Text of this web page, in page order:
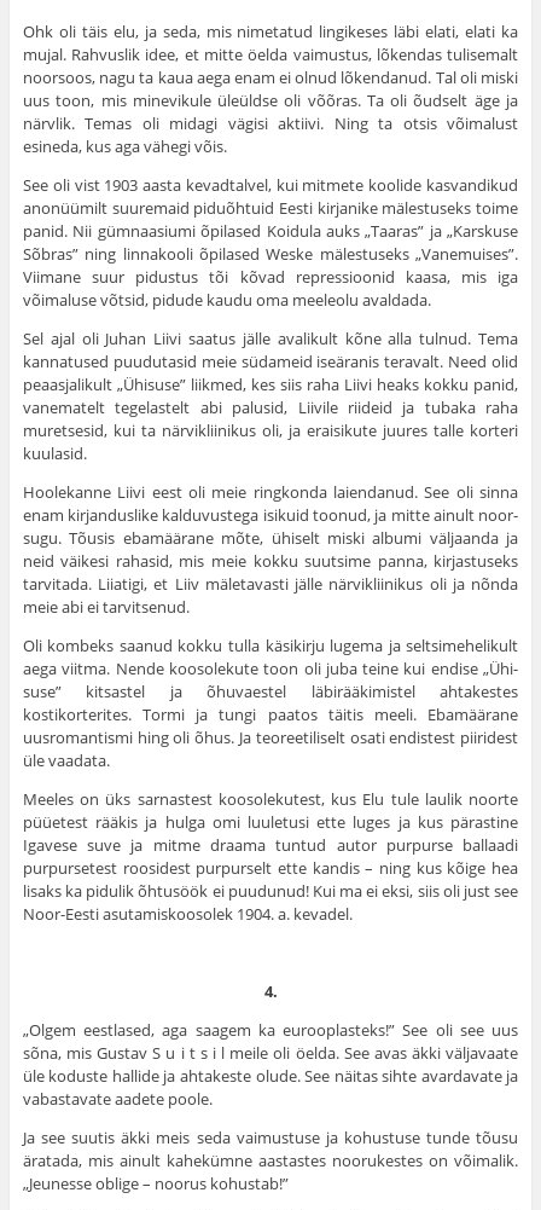
Ohk oli täis elu, ja seda, mis nimetatud lin­gikeses läbi elati, elati ka
mujal. Rahvuslik idee, et mitte öelda vaimustus, lõkendas tulisemalt
noor­soos, nagu ta kaua aega enam ei olnud lõkendanud. Tal oli miski
uus toon, mis minevikule üle­üldse oli võõras. Ta oli õudselt äge ja
närvlik. Temas oli midagi vägisi aktiivi. Ning ta otsis võimalust
esineda, kus aga vähegi võis.
See oli vist 1903 aasta kevadtalvel, kui mitmete koolide kasvandikud
anonüümilt suure­maid piduõhtuid Eesti kirjanike mälestuseks toime
panid. Nii gümnaasiumi õpilased Koidula auks „Taaras” ja „Karskuse
Sõbras” ning linna­kooli õpilased Weske mälestuseks „Vanemuises”.
Viimane suur pidustus tõi kõvad repressioonid kaasa, mis iga
võimaluse võtsid, pidude kaudu oma meeleolu avaldada.
Sel ajal oli Juhan Liivi saatus jälle avalikult kõne alla tulnud. Tema
kannatused puudutasid meie südameid iseäranis teravalt. Need olid
peaasjalikult „Ühisuse” liikmed, kes siis raha Liivi heaks kokku panid,
vanematelt tegelastelt abi palusid, Liivile riideid ja tubaka raha
muretsesid, kui ta närvikliinikus oli, ja eraisikute juures talle korteri
kuulasid.
Hoolekanne Liivi eest oli meie ringkonda laiendanud. See oli sinna
enam kirjanduslike kalduvustega isikuid toonud, ja mitte ainult noor­
sugu. Tõusis ebamäärane mõte, ühiselt miski albumi väljaanda ja
neid väikesi rahasid, mis meie kokku suutsime panna, kirjastuseks
tarvitada. Liiatigi, et Liiv mäletavasti jälle närvikliinikus oli ja nõnda
meie abi ei tarvitsenud.
Oli kombeks saanud kokku tulla käsikirju lugema ja seltsimehelikult
aega viitma. Nende koosolekute toon oli juba teine kui endise „Ühi­
suse” kitsastel ja õhuvaestel läbirääkimistel ahtakestes
kostikorterites. Tormi ja tungi paatos täitis meeli. Ebamäärane
uusromantismi hing oli õhus. Ja teoreetiliselt osati endistest piiridest
üle vaadata.
Meeles on üks sarnastest koosolekutest, kus Elu tule laulik noorte
püüetest rääkis ja hulga omi luuletusi ette luges ja kus pärastine
Igavese suve ja mitme draama tuntud autor purpurse ballaadi
purpursetest roosidest purpurselt ette kandis – ning kus kõige hea
lisaks ka pidulik õhtusöök ei puudunud! Kui ma ei eksi, siis oli just see
Noor-Eesti asutamiskoosolek 1904. a. kevadel.
4.
„Olgem eestlased, aga saagem ka euroop­lasteks!” See oli see uus
sõna, mis Gustav S u i t s i l meile oli öelda. See avas äkki väljavaate
üle koduste hallide ja ahtakeste olude. See näi­tas sihte avardavate ja
vabastavate aadete poole.
Ja see suutis äkki meis seda vaimustuse ja kohus­tuse tunde tõusu
äratada, mis ainult kahekümne aastastes noorukestes on võimalik.
„Jeunesse oblige – noorus kohustab!”